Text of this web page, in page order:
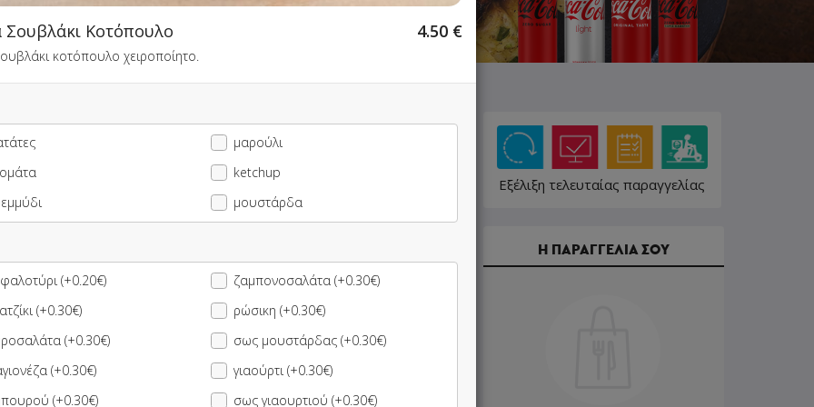
ΠΛΗΡΟΦΟΡΙΕΣ
2 Πίτες επιλογής + 1
Coca-Cola 330ml
επιλογής
επιλογής
2 Ψωμάκια επιλογής +
Εξέλιξη τελευταίας παραγγελίας
Η ΠΑΡΑΓΓΕΛΙΑ ΣΟΥ
Σουβλάκι Κοτόπουλο
κοτόπουλο χειροποίητο.
4.50 €
μαρούλι
ketchup
μουστάρδα
(+0.20€)
(+0.30€)
(+0.30€)
(+0.30€)
(+0.30€)
ζαμπονοσαλάτα (+0.30€)
ρώσικη (+0.30€)
σως μουστάρδας (+0.30€)
γιαούρτι (+0.30€)
σως γιαουρτιού (+0.30€)